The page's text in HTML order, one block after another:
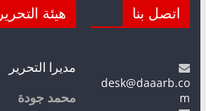
اتصل بنا
desk@daaarb.co
m
هيئة التحرير
مديرا التحرير
محمد جودة